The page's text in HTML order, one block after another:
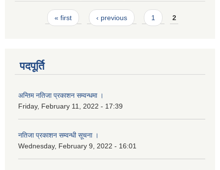
Pages« first ‹ previous 1 2
पदपूर्ति
अन्तिम नतिजा प्रकाशन सम्वन्धमा ।
Friday, February 11, 2022 - 17:39
नतिजा प्रकाशन सम्वन्धी सूचना ।
Wednesday, February 9, 2022 - 16:01